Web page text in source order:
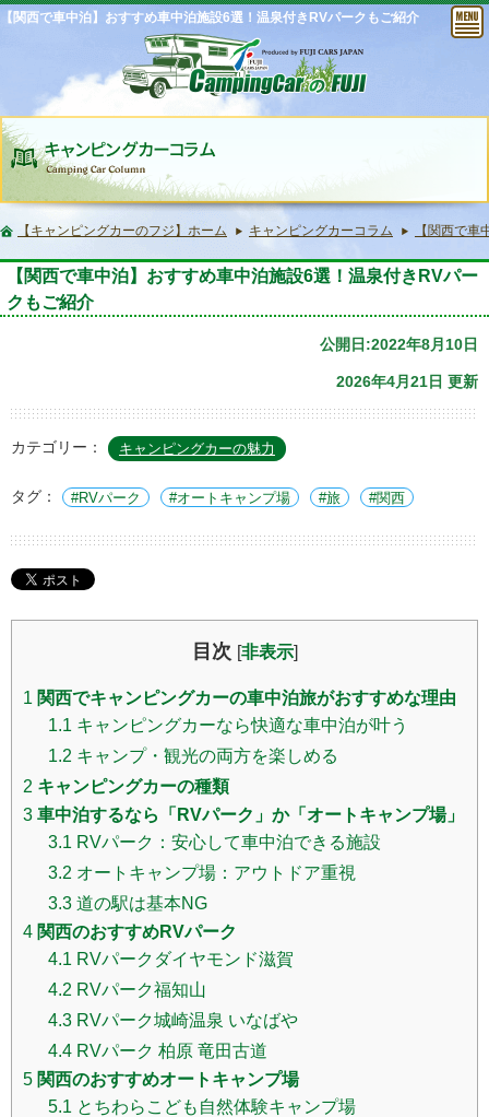
【関西で車中泊】おすすめ車中泊施設6選！温泉付きRVパークもご紹介
【キャンピングカーのフジ】ホーム キャンピングカーコラム 【関西で
【関西で車中泊】おすすめ車中泊施設6選！温泉付きRVパー
クもご紹介
公開日:2022年8月10日
2026年4月21日 更新
カテゴリー： キャンピングカーの魅力
タグ： RVパーク オートキャンプ場 旅 関西
目次 [非表示]
1 関西でキャンピングカーの車中泊旅がおすすめな理由
1.1 キャンピングカーなら快適な車中泊が叶う
1.2 キャンプ・観光の両方を楽しめる
2 キャンピングカーの種類
3 車中泊するなら「RVパーク」か「オートキャンプ場」
3.1 RVパーク：安心して車中泊できる施設
3.2 オートキャンプ場：アウトドア重視
3.3 道の駅は基本NG
4 関西のおすすめRVパーク
4.1 RVパークダイヤモンド滋賀
4.2 RVパーク福知山
4.3 RVパーク城崎温泉 いなばや
4.4 RVパーク 柏原 竜田古道
5 関西のおすすめオートキャンプ場
5.1 とちわらこども自然体験キャンプ場